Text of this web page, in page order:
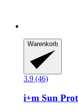
Warenkorb
3.9 (46)
i+m Sun